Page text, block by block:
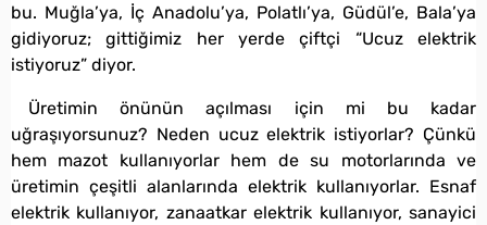
bu. Muğla’ya, İç Anadolu’ya, Polatlı’ya, Güdül’e, Bala’ya
gidiyoruz; gittiğimiz her yerde çiftçi “Ucuz elektrik
istiyoruz” diyor.
Üretimin önünün açılması için mi bu kadar
uğraşıyorsunuz? Neden ucuz elektrik istiyorlar? Çünkü
hem mazot kullanıyorlar hem de su motorlarında ve
üretimin çeşitli alanlarında elektrik kullanıyorlar. Esnaf
elektrik kullanıyor, zanaatkar elektrik kullanıyor, sanayici